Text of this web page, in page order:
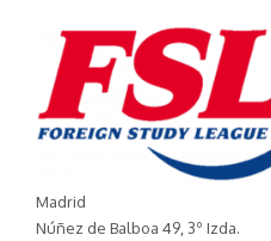
Madrid
Núñez de Balboa 49, 3º Izda.